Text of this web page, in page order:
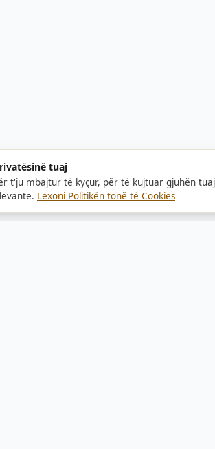
tuaj
t'ju mbajtur të kyçur, për të kujtuar gjuhën
Lexoni Politikën tonë të Cookies